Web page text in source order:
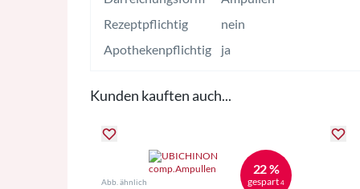
Rezeptpflichtig
nein
Apothekenpflichtig
ja
Kunden kauften auch...
22 %
gespart 4
Abb. ähnlich